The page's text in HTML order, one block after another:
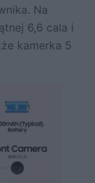
Na
6,6 cala i
kamerka 5